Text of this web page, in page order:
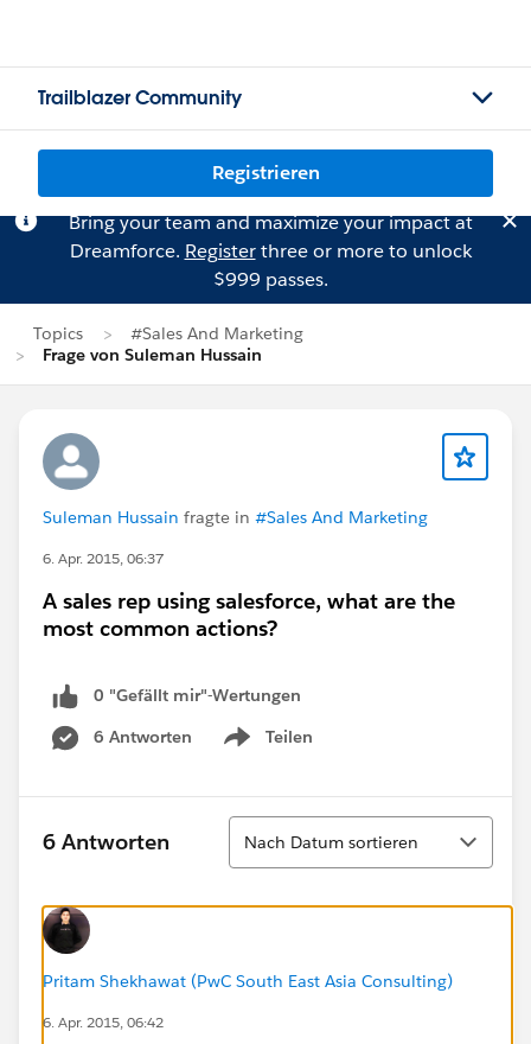
Trailblazer Community
Registrieren
Bring your team and maximize your impact at
Dreamforce. Registerthree or more to unlock
$999 passes.
Topics
#Sales And Marketing
Frage von Suleman Hussain
Suleman Hussain fragte in #Sales And Marketing
6. Apr. 2015, 06:37
A sales rep using salesforce, what are the
most common actions?
0 "Gefällt mir"-Wertungen
6 Antworten
Teilen
Show menu
6 Antworten
Sortieren
Nach Datum sortieren
Pritam Shekhawat (PwC South East Asia Consulting)
6. Apr. 2015, 06:42